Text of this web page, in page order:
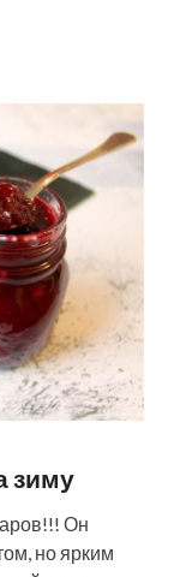
зиму
Он
но ярким